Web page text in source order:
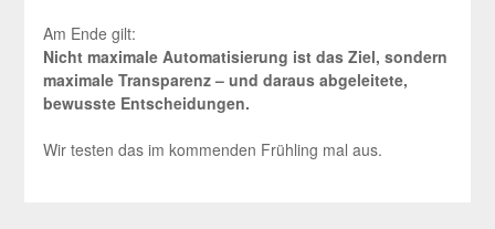
Am Ende gilt:
Nicht maximale Automatisierung ist das Ziel, sondern
maximale Transparenz – und daraus abgeleitete,
bewusste Entscheidungen.
Wir testen das im kommenden Frühling mal aus.